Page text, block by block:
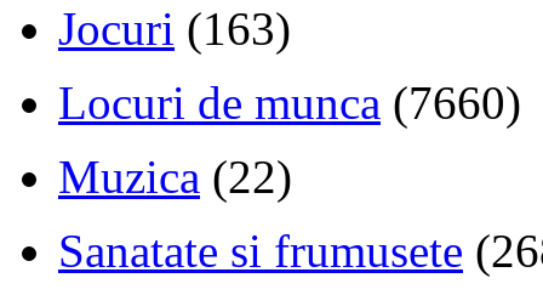
Jocuri (163)
Locuri de munca (7660)
Muzica (22)
Sanatate si frumusete